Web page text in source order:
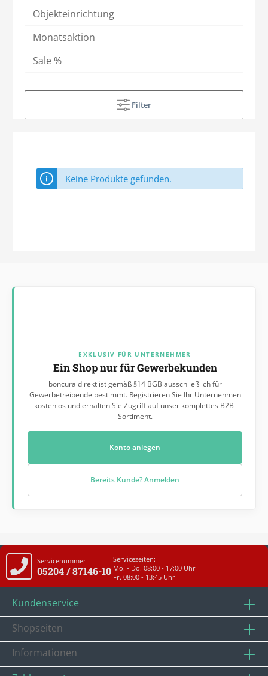
Objekteinrichtung
Monatsaktion
Sale %
Filter
Keine Produkte gefunden.
EXKLUSIV FÜR UNTERNEHMER
Ein Shop nur für Gewerbekunden
boncura direkt ist gemäß §14 BGB ausschließlich für
Gewerbetreibende bestimmt. Registrieren Sie Ihr Unternehmen
kostenlos und erhalten Sie Zugriff auf unser komplettes B2B-
Sortiment.
Konto anlegen
Bereits Kunde? Anmelden
Servicenummer
05204 / 87146-10
Servicezeiten:
Mo. - Do. 08:00 - 17:00 Uhr
Fr. 08:00 - 13:45 Uhr
Kundenservice
Shopseiten
Informationen